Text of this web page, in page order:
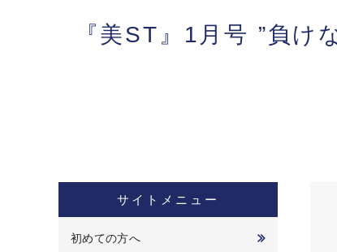
『美ST』1月号 ”負
サイトメニュー
初めての方へ